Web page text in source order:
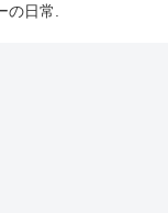
日常.